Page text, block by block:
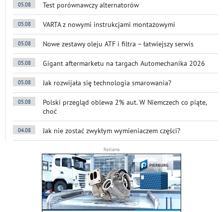
05.08 Test porównawczy alternatorów
05.08 VARTA z nowymi instrukcjami montażowymi
05.08 Nowe zestawy oleju ATF i filtra – łatwiejszy serwis
05.08 Gigant aftermarketu na targach Automechanika 2026
05.08 Jak rozwijała się technologia smarowania?
05.08
Polski przegląd oblewa 2% aut. W Niemczech co piąte,
choć
04.08 Jak nie zostać zwykłym wymieniaczem części?
Reklama